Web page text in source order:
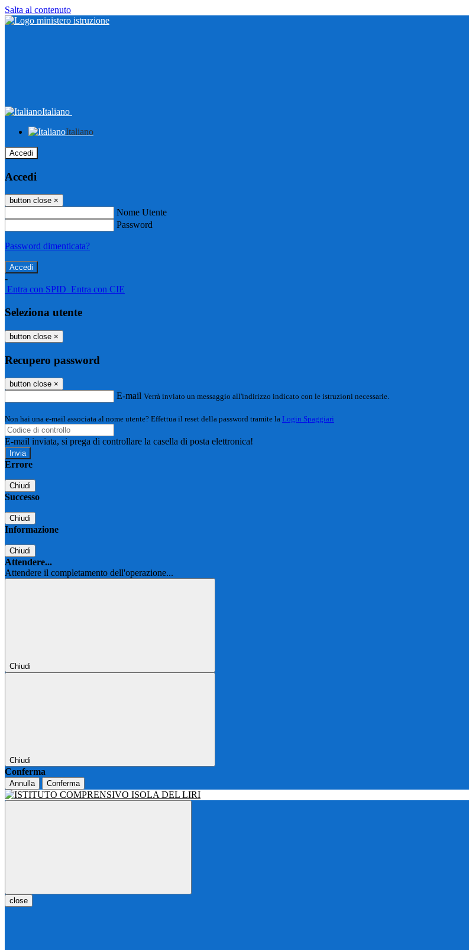
Salta al contenuto
Italiano
Italiano
Accedi
Accedi
button close ×
Nome Utente
Password
Password dimenticata?
-
Entra con SPID Entra con CIE
Seleziona utente
button close ×
Recupero password
button close ×
E-mail Verrà inviato un messaggio all'indirizzo indicato con le istruzioni necessarie.
Non hai una e-mail associata al nome utente? Effettua il reset della password tramite la Login Spaggiari
E-mail inviata, si prega di controllare la casella di posta elettronica!
Errore
Chiudi
Successo
Chiudi
Informazione
Chiudi
Attendere...
Attendere il completamento dell'operazione...
Chiudi
Chiudi
Conferma
Annulla Conferma
close